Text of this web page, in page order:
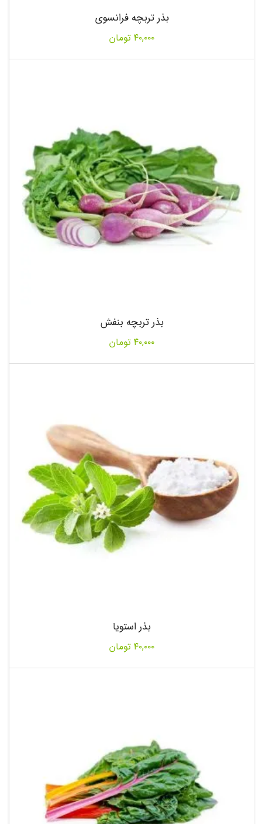
بذر تربچه فرانسوی
۴۰,۰۰۰ تومان
بذر تربچه بنفش
۴۰,۰۰۰ تومان
بذر استویا
۴۰,۰۰۰ تومان